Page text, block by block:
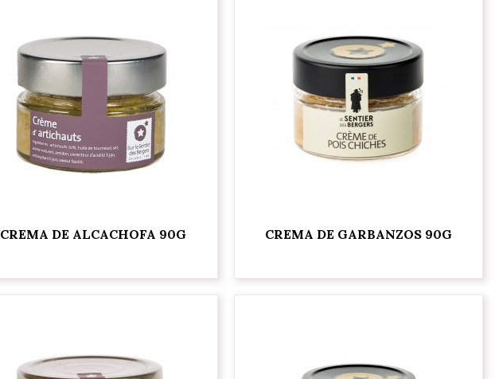
CREMA DE ALCACHOFA 90G CREMA DE GARBANZOS 90G